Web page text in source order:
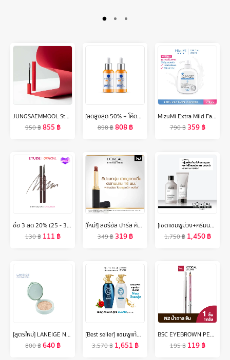
JUNGSAEMMOOL Style Up Lash Mascara 7g จองแซมมุล สไตล์ อัพ ลาช มาสคาร่า
950฿855 ฿
[ลดสูงสุด 50% + โค้ดลดเพิ่ม 20%]นีเวีย เอ็กซ์ตร้า ไบรท์ ซี แอนด์ ไฮยา วิตามิน แอนตี้-สปอตเซรั่ม 30 มล. 2 ชิ้น NIVEA
898฿808฿
MizuMi Extra Mild Facial Cleanser 500ml เจลล้างหน้า สูตรอ่อนโยนพิเศษ (หัวปั้ม) ปราศจาก SLS/SLES ผิวแพ้ง่าย ผิวเป็นสิว ผิวแห้ง
790฿ 359฿
ซื้อ 3 ลด 20% (25 - 31 ต.ค. 67) ETUDE Drawing Eye Brow (0.25 g จำนวน 1 ชิ้น) อีทูดี้ ดินสอเขียนคิ้ว
130฿ 111 ฿
[ใหม่!] ลอรีอัล ปารีส คัลเลอร์ ริช อินเทนซ์ วอลุ่ม แมท L’OREAL PARIS COLOR RICHE INTENSE VOLUME MATTE (ลิปแมท, ลิปแมทเนื้อนุ่ม, ลิปลอรีอัล, ติดทนนาน 16 ชั่วโมง)
349฿ 319฿
[เซตแชมพูม่วง+ครีมนวด] L'Oreal Professionnel SERIE EXPERT SILVER แชมพูม่วงดูแลผมสีหม่น 300 มล. & คอนดิชันเนอร์ 200 มล. (L'Oreal Pro,L'Oreal Professional,LOreal Pro,LOreal Professional)
1,750฿ 1,450฿
[สูตรใหม่] LANEIGE Neo Cushion Matte Refill 15g. ลาเนจ นีโอคุชชั่น สูตรแมตต์ ปกปิดสูงสุดแต่บางเบา กันแดด กันแสงสีฟ้า ไม่ติดมาส์ก
800฿640฿
[Best seller] แชมพูแก้ผมร่วง แทงกีโมรี สูตรแกลมโม Daeng Gi Meo Ri GLAMO Shampoo/Treatment400 ml ช่วยเพิ่มวอลลุ่ม สูตรอ่อนโยน (DG)
3,570฿ 1,651 ฿
BSC EYEBROWN PENCIL ดินสอเขียนคิ้ว สี N2 น้ำตาลเข้ม ดินสอ เขียน คิ้ว เครื่องสำอาง
195฿ 119฿